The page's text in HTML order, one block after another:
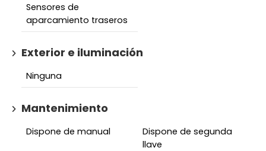
Sensores de
aparcamiento traseros
Exterior e iluminación
Ninguna
Mantenimiento
Dispone de manual
Dispone de segunda
llave